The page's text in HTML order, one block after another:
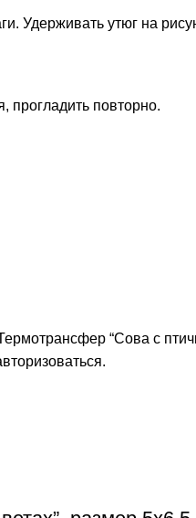
Удерживать утюг на
прогладить повторно.
“Сова с
.